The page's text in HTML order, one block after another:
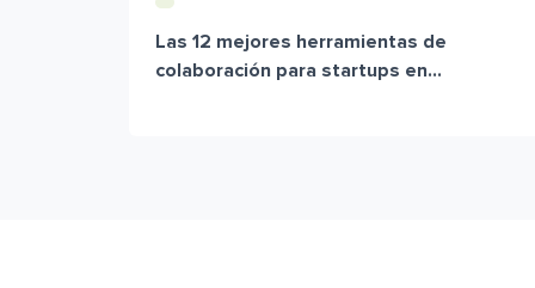
Las 12 mejores herramientas de
colaboración para startups en...